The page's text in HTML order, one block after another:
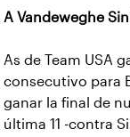
A Vandeweghe
As de Team USA
consecutivo para
ganar la final de
última 11 -contra